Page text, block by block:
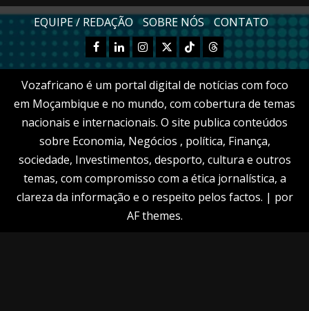
EQUIPE / REDAÇÃO SOBRE NÓS CONTATO
Facebook
LinkednInstagram
X TikTokThreads
Vozafricano é um portal digital de notícias com foco
em Moçambique e no mundo, com cobertura de temas
nacionais e internacionais. O site publica conteúdos
sobre Economia, Negócios , política, Finança,
sociedade, Investimentos, desporto, cultura e outros
temas, com compromisso com a ética jornalística, a
clareza da informação e o respeito pelos factos. | por
AF themes.